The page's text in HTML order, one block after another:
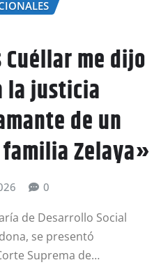
me dijo
la justicia
de un
Zelaya»
0
de Desarrollo Social
se presentó
Suprema de…